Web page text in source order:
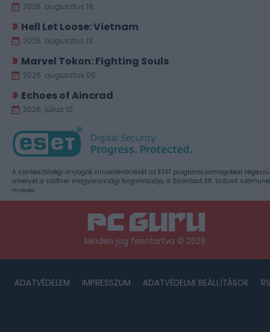
2026. augusztus 18.
Hell Let Loose: Vietnam
2026. augusztus 13.
Marvel Tokon: Fighting Souls
2026. augusztus 06.
Echoes of Aincrad
2026. július 10.
A szerkesztőségi anyagok vírusellenőrzését az ESET programcsomagokkal
amelyet a szoftver magyarországi forgalmazója, a Sicontact Kft. biztosít
Hirdetés
Minden jog fenntartva © 2026
ADATVÉDELEM IMPRESSZUM ADATVÉDELMI BEÁLLÍTÁSOK